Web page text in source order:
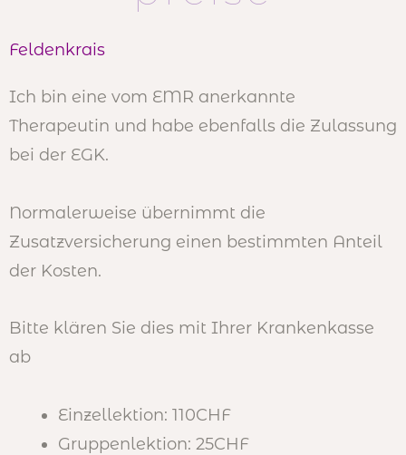
Feldenkrais
Ich bin eine vom EMR anerkannte
Therapeutin und habe ebenfalls die Zulassung
bei der EGK.
Normalerweise übernimmt die
Zusatzversicherung einen bestimmten Anteil
der Kosten.
Bitte klären Sie dies mit Ihrer Krankenkasse
ab
Einzellektion: 110CHF
Gruppenlektion: 25CHF